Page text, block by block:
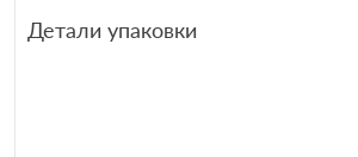
Детали упаковки